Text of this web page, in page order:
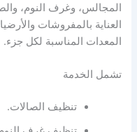
المجالس، وغرف النوم،
العناية بالمفروشات
المعدات المناسبة لكل جزء.
تشمل الخدمة
تنظيف الصالات.